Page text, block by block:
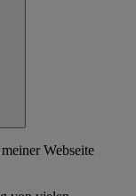
Webseite